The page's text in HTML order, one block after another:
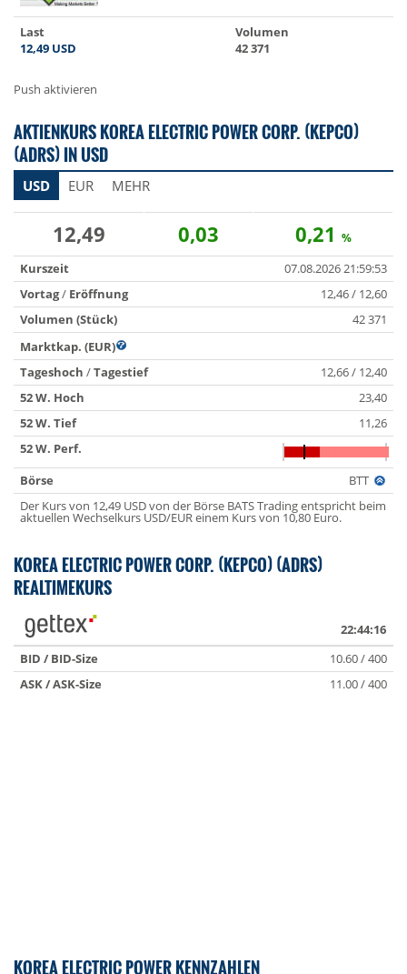
Last
12,49 USD
Volumen
42 371
Push aktivieren
AKTIENKURS KOREA ELECTRIC POWER CORP. (KEPCO)
(ADRS) IN USD
USD EUR MEHR
12,49 0,03 0,21 %
Kurszeit
07.08.2026 21:59:53
Vortag/ Eröffnung
12,46 / 12,60
Volumen (Stück)
42 371
Marktkap. (EUR)
Tageshoch /Tagestief
12,66 / 12,40
52 W. Hoch
23,40
52 W. Tief
11,26
52 W. Perf.
Börse
BTT
Der Kurs von 12,49 USD von der Börse BATS Trading entspricht beim
aktuellen Wechselkurs USD/EUR einem Kurs von 10,80 Euro.
KOREA ELECTRIC POWER CORP. (KEPCO) (ADRS)
REALTIMEKURS
22:44:16
BID / BID-Size
10.60 / 400
ASK / ASK-Size
11.00 / 400
KOREA ELECTRIC POWER KENNZAHLEN